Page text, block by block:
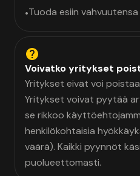
•Tuoda esiin vahvuutensa
Voivatko yritykset
Yritykset eivät voi
Yritykset voivat pyytää
se rikkoo
henkilökohtaisia
väärä). Kaikki pyynnöt
puolueettomasti.